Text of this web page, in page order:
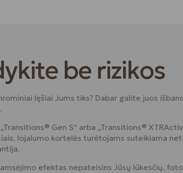
be rizikos
lęšiai Jums tiks? Dabar galite juos
Gen S“ arba „Transitions®
lojalumo kortelės turėtojams suteikiama
efektas nepateisins Jūsų lūkesčių,